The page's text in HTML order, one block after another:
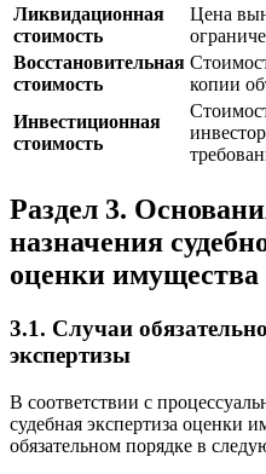
Ликвидационная
стоимость
Цена
Восстановительная
стоимость
копии
Инвестиционная
стоимость
Раздел 3.
назначения
оценки имущества
3.1. Случаи
экспертизы
В соответствии с
судебная экспертиза оценки
обязательном порядке в